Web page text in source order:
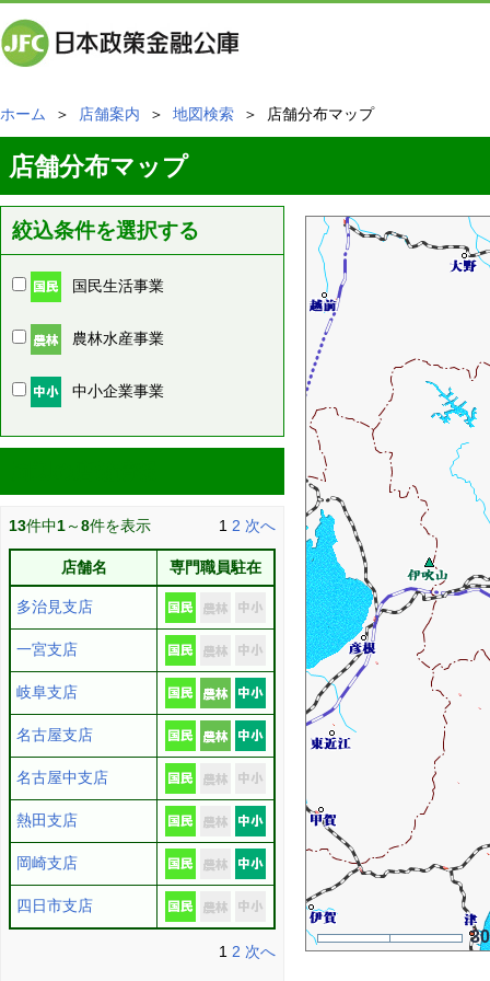
ホーム ＞ 店舗案内 ＞ 地図検索 ＞ 店舗分布マップ
店舗分布マップ
絞込条件を選択する
国民生活事業
農林水産事業
中小企業事業
13件中1～8件を表示 1 2 次へ
店舗名 専門職員駐在
多治見支店
一宮支店
岐阜支店
名古屋支店
名古屋中支店
熱田支店
岡崎支店
四日市支店
1 2 次へ